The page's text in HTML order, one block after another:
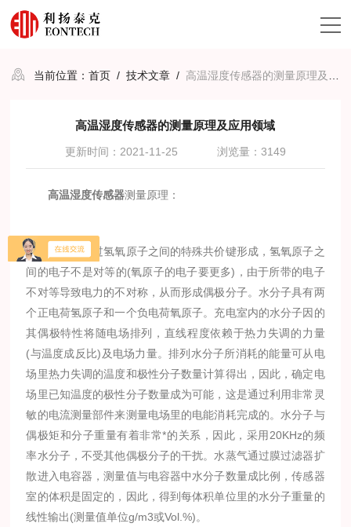
当前位置：首页 /技术文章 / 高温湿度传感器的测量原理及应用领域
高温湿度传感器的测量原理及应用领域
更新时间：2021-11-25 浏览量：3149
高温湿度传感器测量原理：
水分子通过氢氧原子之间的特殊共价键形成，氢氧原子之
间的电子不是对等的(氧原子的电子要更多)，由于所带的电子
不对等导致电力的不对称，从而形成偶极分子。水分子具有两
个正电荷氢原子和一个负电荷氧原子。充电室内的水分子因的
其偶极特性将随电场排列，直线程度依赖于热力失调的力量
(与温度成反比)及电场力量。排列水分子所消耗的能量可从电
场里热力失调的温度和极性分子数量计算得出，因此，确定电
场里已知温度的极性分子数量成为可能，这是通过利用非常灵
敏的电流测量部件来测量电场里的电能消耗完成的。水分子与
偶极矩和分子重量有着非常*的关系，因此，采用20KHz的频
率水分子，不受其他偶极分子的干扰。水蒸气通过膜过滤器扩
散进入电容器，测量值与电容器中水分子数量成比例，传感器
室的体积是固定的，因此，得到每体积单位里的水分子重量的
线性输出(测量值单位g/m3或Vol.%)。